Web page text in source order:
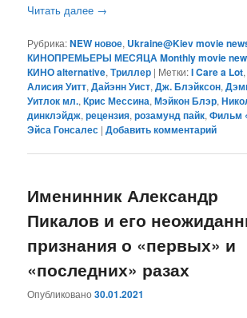
Читать далее →
Рубрика:NEW новое, Ukraine@Kiev movie
КИНОПРЕМЬЕРЫ МЕСЯЦА Monthly movie
КИНО alternative,Триллер | Метки:I Care a Lot
Алисия Уитт,Дайэнн Уист,Дж. Блэйксон,
Уитлок мл.,Крис Мессина,Мэйкон Блэр,
динклэйдж,рецензия,розамунд пайк,Фильм
Эйса Гонсалес |Добавить комментарий
Именинник Александр
Пикалов и его
признания о «первых» и
«последних» разах
Опубликовано30.01.2021